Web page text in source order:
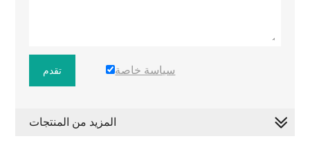
تقدم سياسة خاصة
المزيد من المنتجات